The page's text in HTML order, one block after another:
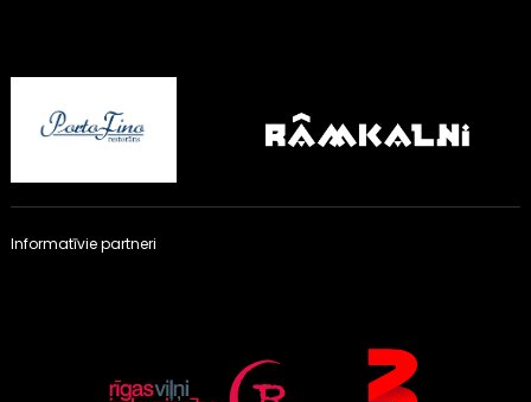
Informatīvie partneri